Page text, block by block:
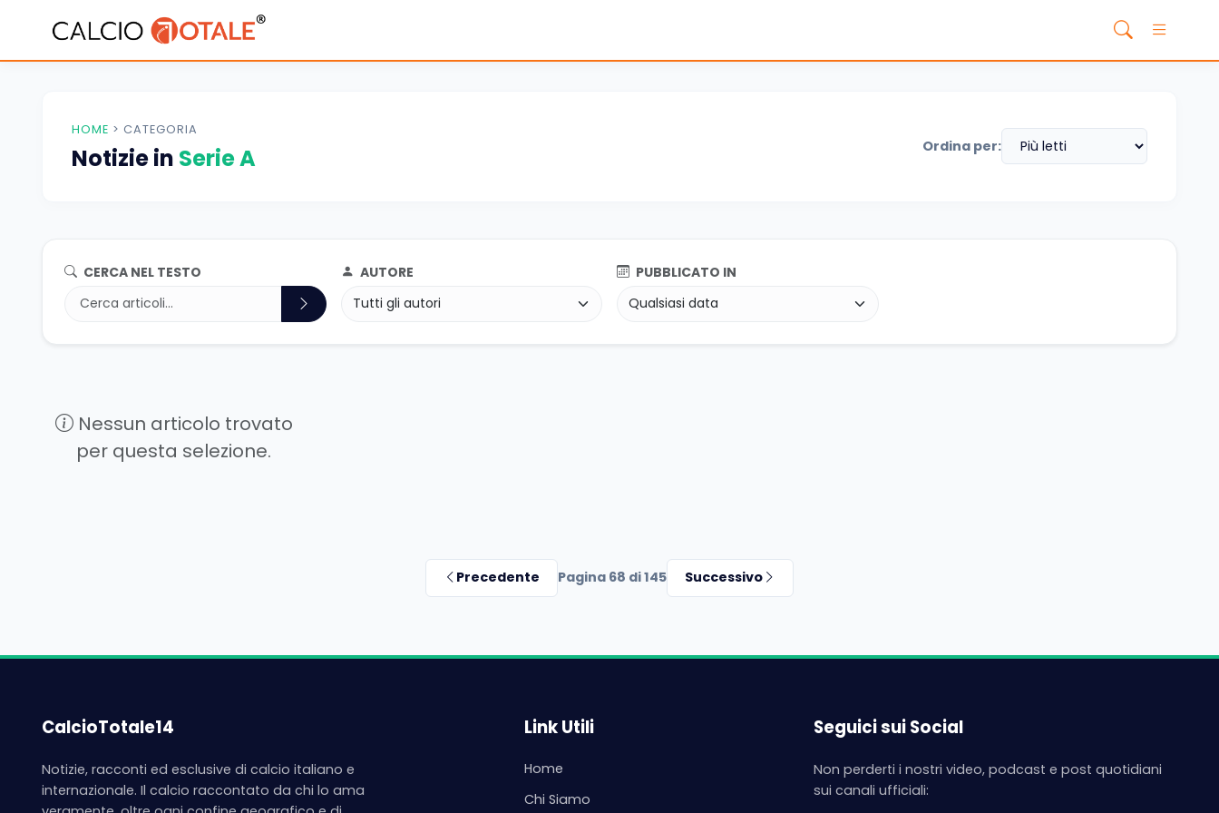
HOME > CATEGORIA
Notizie in Serie A Ordina per:
CERCA NEL TESTO AUTORE PUBBLICATO IN
Nessun articolo trovato
per questa selezione.
Precedente Pagina 68 di 145 Successivo
CalcioTotale14
Notizie, racconti ed esclusive di calcio italiano e
internazionale. Il calcio raccontato da chi lo ama
Link Utili
Home
Chi Siamo
Seguici sui Social
Non perderti i nostri video, podcast e post quotidiani
sui canali ufficiali: